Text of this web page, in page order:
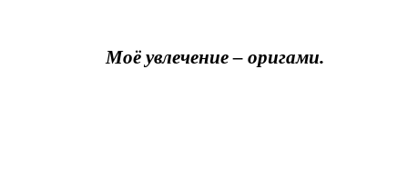
Моё увлечение – оригами.